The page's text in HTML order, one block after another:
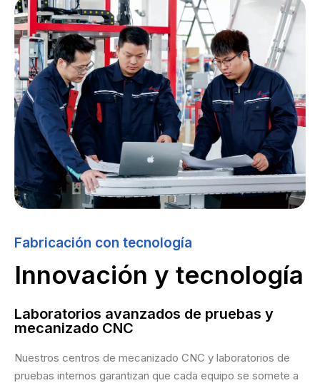
Fabricación con tecnología
Innovación y tecnología
Laboratorios avanzados de pruebas y
mecanizado CNC
Nuestros centros de mecanizado CNC y laboratorios de
pruebas internos garantizan que cada equipo se somete a